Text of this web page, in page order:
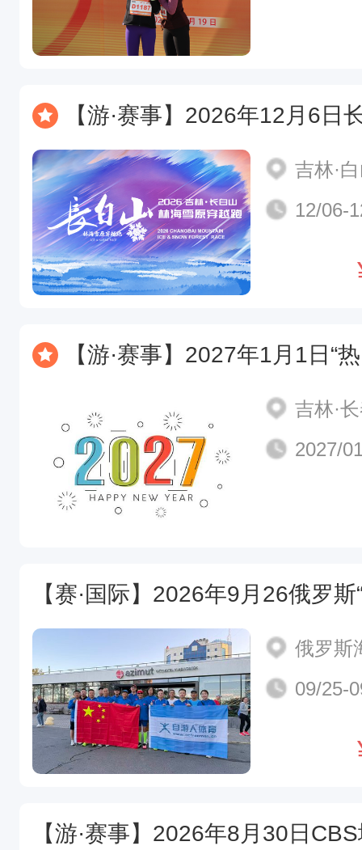
【游·赛事】2026年12月6日长白山林海雪原穿越赛报名开放
吉林·
12/06-
【游·赛事】2027年1月1日“热雪奔跑，幸
吉林·
2027/
俄罗斯
09/25-